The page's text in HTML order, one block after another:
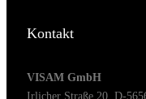
Kontakt
VISAM GmbH
Irlicher Straße 20, D-